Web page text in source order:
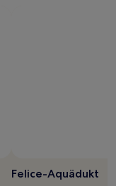
Felice-Aquädukt